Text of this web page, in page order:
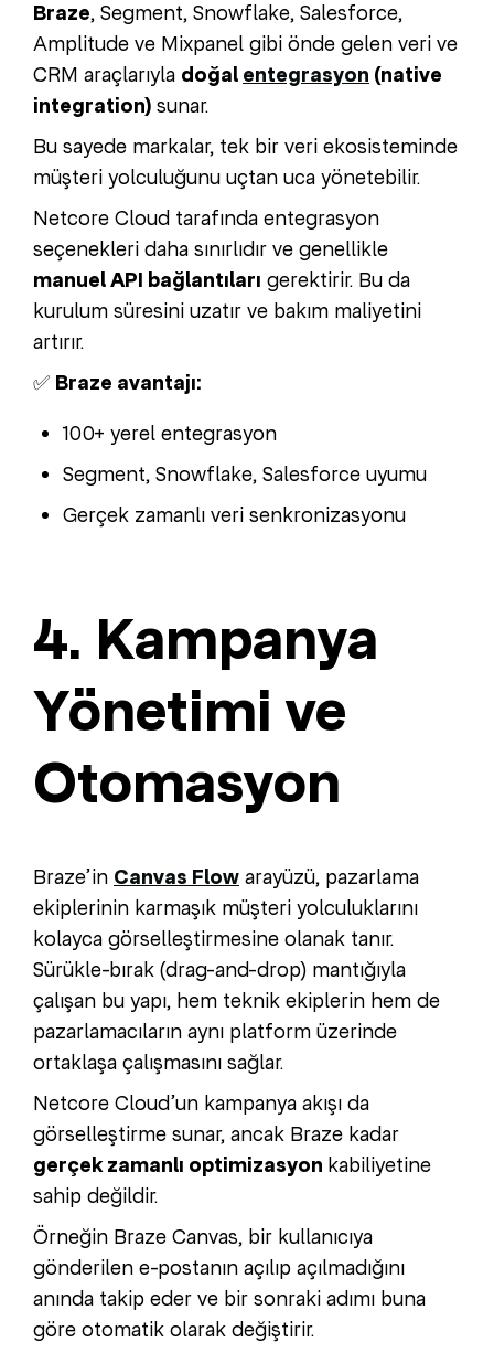
Braze, Segment, Snowflake, Salesforce,
Amplitude ve Mixpanel gibi önde gelen veri ve
CRM araçlarıyla doğal entegrasyon (native
integration) sunar.
Bu sayede markalar, tek bir veri ekosisteminde
müşteri yolculuğunu uçtan uca yönetebilir.
Netcore Cloud tarafında entegrasyon
seçenekleri daha sınırlıdır ve genellikle
manuel API bağlantıları gerektirir. Bu da
kurulum süresini uzatır ve bakım maliyetini
artırır.
✅ Braze avantajı:
100+ yerel entegrasyon
Segment, Snowflake, Salesforce uyumu
Gerçek zamanlı veri senkronizasyonu
4. Kampanya
Yönetimi ve
Otomasyon
Braze’in Canvas Flow arayüzü, pazarlama
ekiplerinin karmaşık müşteri yolculuklarını
kolayca görselleştirmesine olanak tanır.
Sürükle-bırak (drag-and-drop) mantığıyla
çalışan bu yapı, hem teknik ekiplerin hem de
pazarlamacıların aynı platform üzerinde
ortaklaşa çalışmasını sağlar.
Netcore Cloud’un kampanya akışı da
görselleştirme sunar, ancak Braze kadar
gerçek zamanlı optimizasyon kabiliyetine
sahip değildir.
Örneğin Braze Canvas, bir kullanıcıya
gönderilen e-postanın açılıp açılmadığını
anında takip eder ve bir sonraki adımı buna
göre otomatik olarak değiştirir.